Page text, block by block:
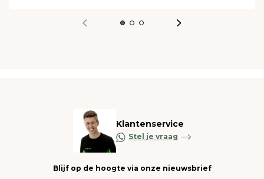
Klantenservice
Stel je vraag
Blijf op de hoogte via onze nieuwsbrief